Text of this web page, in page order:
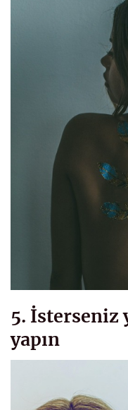
5. İsterseniz
yapın